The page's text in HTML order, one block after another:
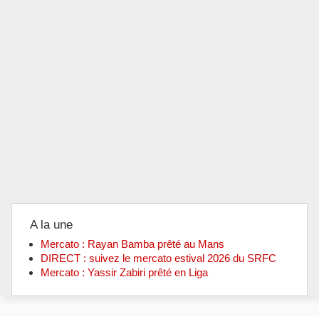
A la une
Mercato : Rayan Bamba prêté au Mans
DIRECT : suivez le mercato estival 2026 du SRFC
Mercato : Yassir Zabiri prêté en Liga